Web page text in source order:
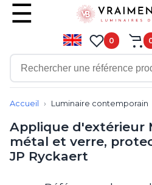
0
Contemporain
Applique
Eclairage tableau
Lampadaire
Lampe de bureau
Lampe sans fil
Accueil Luminaire contemporain
Applique d'extérieur
métal et verre,
JP Ryckaert